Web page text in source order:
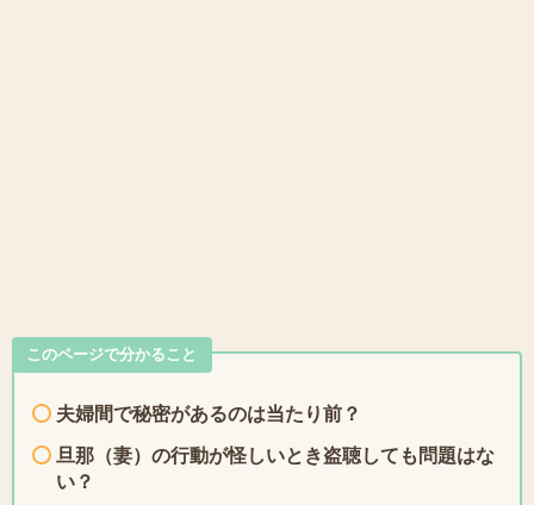
このページで分かること
夫婦間で秘密があるのは当たり前？
旦那（妻）の行動が怪しいとき盗聴しても問題はな
い？